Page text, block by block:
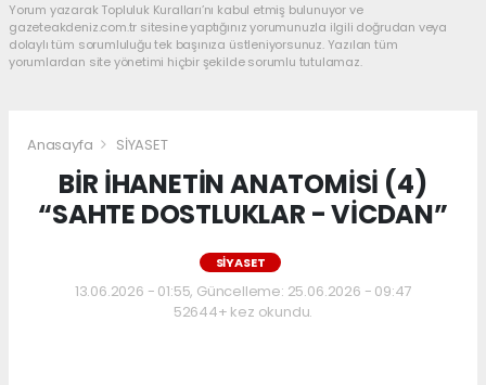
Yorum yazarak Topluluk Kuralları’nı kabul etmiş bulunuyor ve
gazeteakdeniz.com.tr sitesine yaptığınız yorumunuzla ilgili doğrudan veya
dolaylı tüm sorumluluğu tek başınıza üstleniyorsunuz. Yazılan tüm
yorumlardan site yönetimi hiçbir şekilde sorumlu tutulamaz.
Anasayfa SİYASET
BİR İHANETİN ANATOMİSİ (4)
“SAHTE DOSTLUKLAR - VİCDAN”
SİYASET
13.06.2026 - 01:55, Güncelleme: 25.06.2026 - 09:47
52644+ kez okundu.